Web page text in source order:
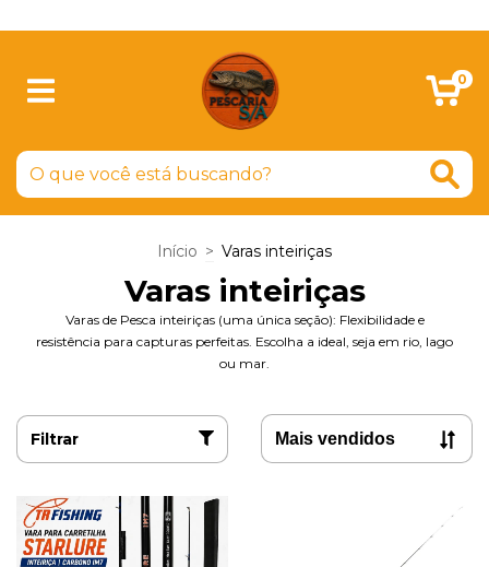
0
Início > Varas inteiriças
Varas inteiriças
Varas de Pesca inteiriças (uma única seção): Flexibilidade e
resistência para capturas perfeitas. Escolha a ideal, seja em rio, lago
ou mar.
Filtrar